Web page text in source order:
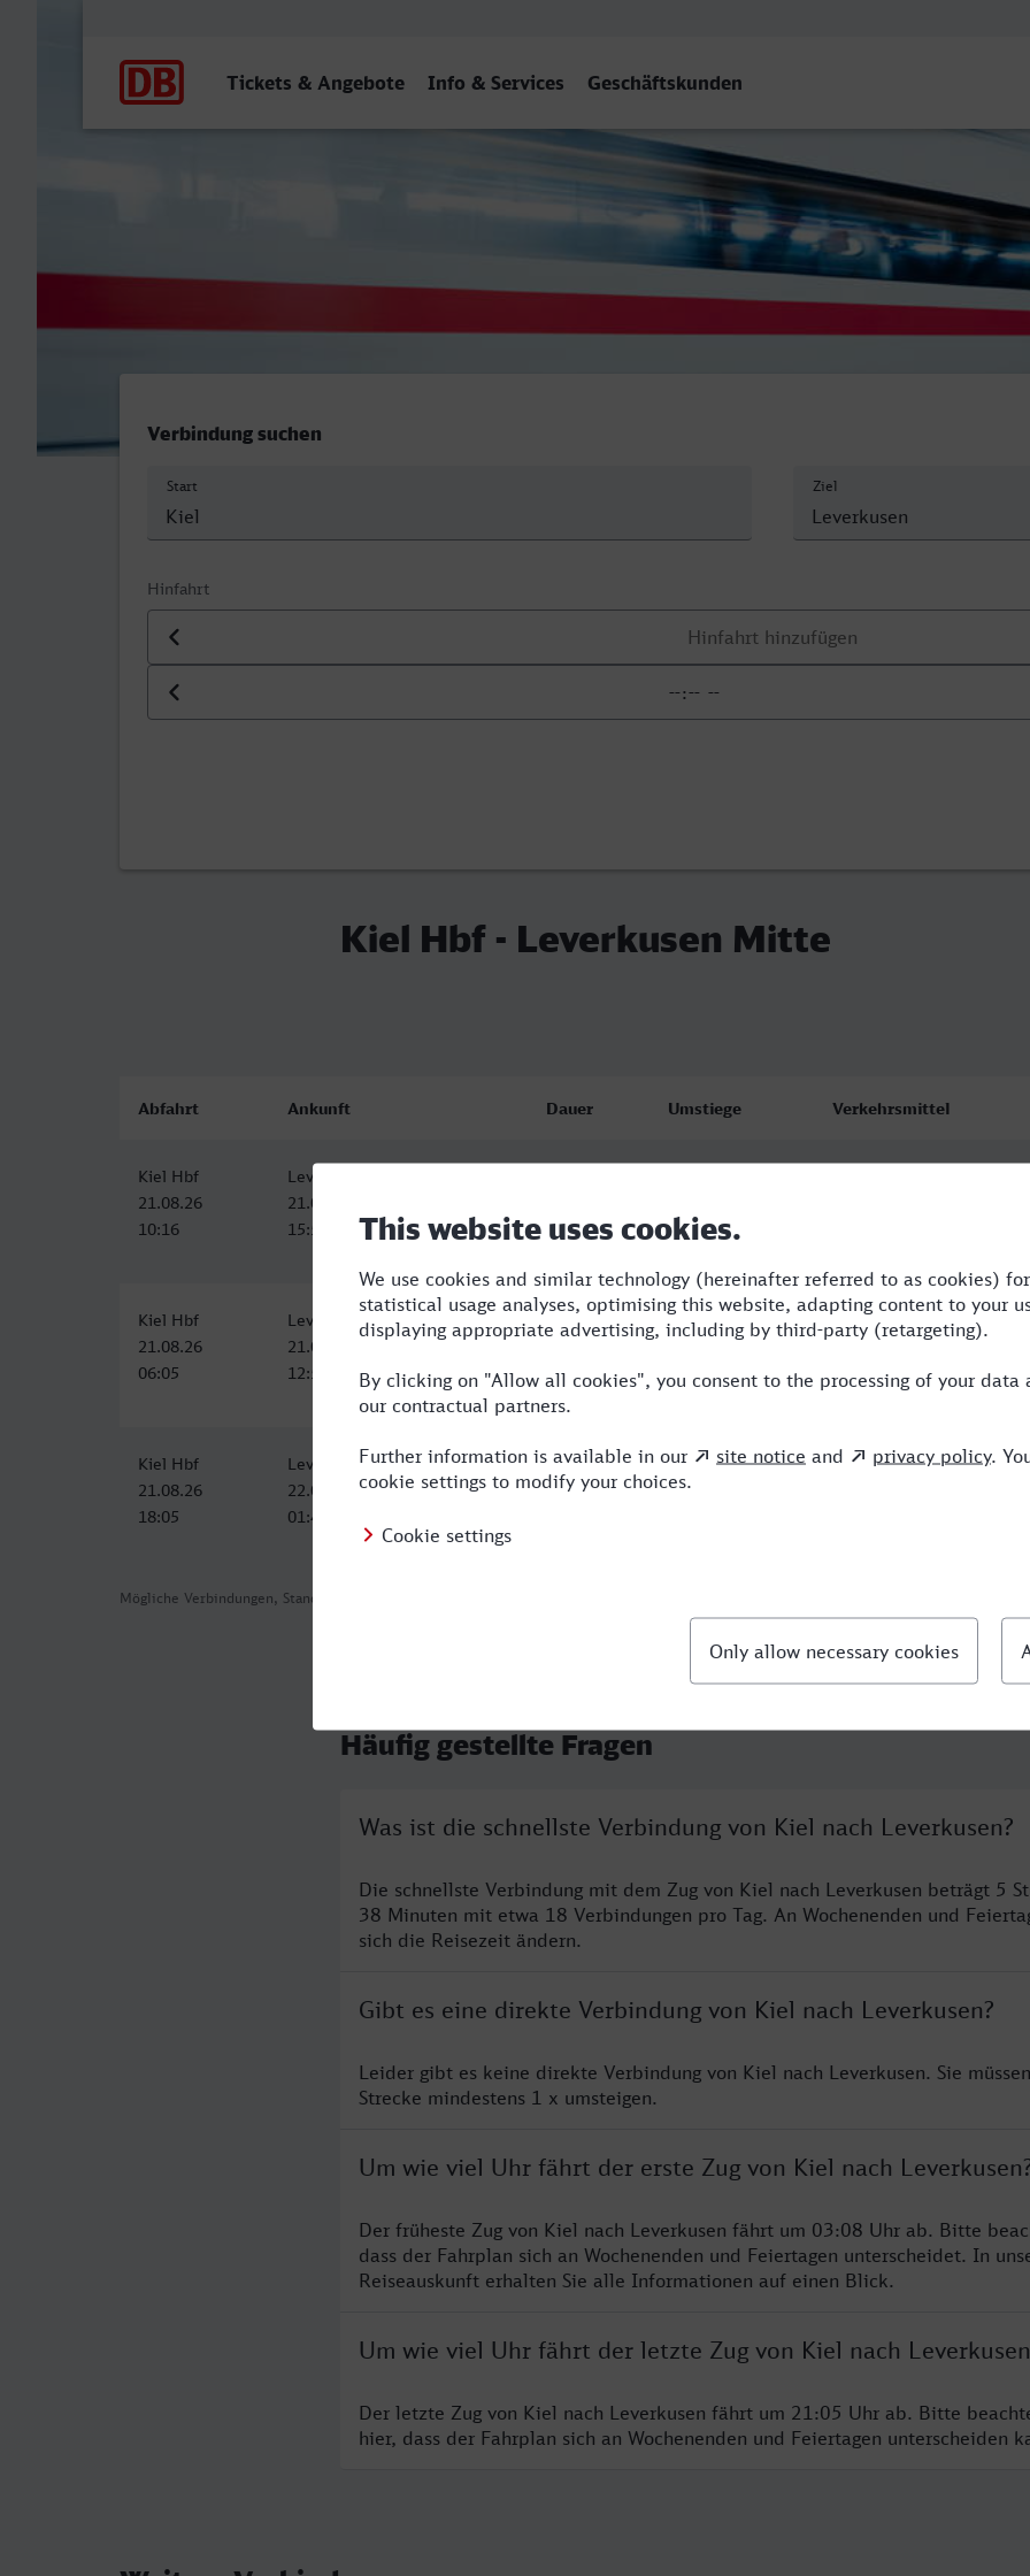
Tickets & Angebote Info & Services Geschäftskunden
Kiel Hbf - Leverkusen Mitte
Verbindung suchen
Start Ziel
Hinfahrt
Datum der Hinfahrt
Uhrzeit der Hinfahrt
Kiel Hbf - Leverkusen Mitte
Mögliche Verbindungen, Stand: 2026-08-07 07:46
Abfahrt Ankunft Dauer Umstiege Verkehrsmittel
Kiel Hbf
21.08.26
10:16
Leverkusen Mitte
21.08.26
15:54
Kiel Hbf
21.08.26
06:05
Leverkusen Mitte
21.08.26
12:54
6:49 3 RE,ERX,ICE,NX
Kiel Hbf
21.08.26
18:05
Leverkusen Mitte
22.08.26
01:44
7:39 3 BUS,RE,ERX,ICE
Häufig gestellte Fragen
Was ist die schnellste Verbindung von Kiel nach Leverkusen?
Die schnellste Verbindung mit dem Zug von Kiel nach Leverkusen beträgt 5
38 Minuten mit etwa 18 Verbindungen pro Tag. An Wochenenden und
sich die Reisezeit ändern.
Gibt es eine direkte Verbindung von Kiel nach Leverkusen?
Leider gibt es keine direkte Verbindung von Kiel nach Leverkusen. Sie
Strecke mindestens 1 x umsteigen.
Um wie viel Uhr fährt der erste Zug von Kiel nach
Der früheste Zug von Kiel nach Leverkusen fährt um 03:08 Uhr ab. Bitte
dass der Fahrplan sich an Wochenenden und Feiertagen unterscheidet. In
Reiseauskunft erhalten Sie alle Informationen auf einen Blick.
Um wie viel Uhr fährt der letzte Zug von Kiel nach
Der letzte Zug von Kiel nach Leverkusen fährt um 21:05 Uhr ab. Bitte
hier, dass der Fahrplan sich an Wochenenden und Feiertagen unterscheiden